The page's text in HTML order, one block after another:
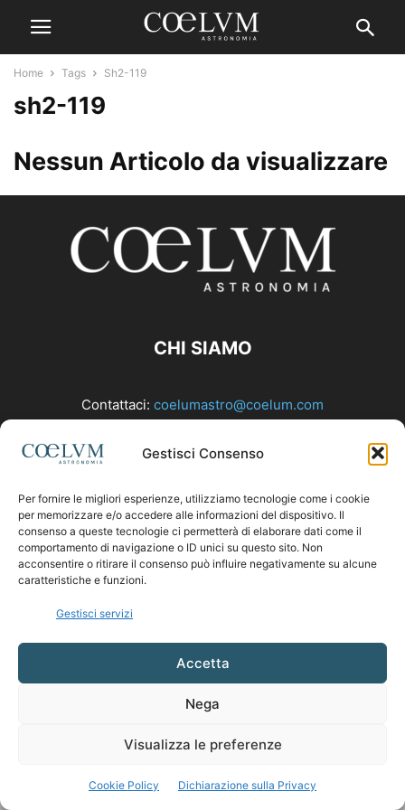
Gestisci Consenso
Per fornire le migliori esperienze, utilizziamo tecnologie come i cookie
per memorizzare e/o accedere alle informazioni del dispositivo. Il
consenso a queste tecnologie ci permetterà di elaborare dati come il
comportamento di navigazione o ID unici su questo sito. Non
acconsentire o ritirare il consenso può influire negativamente su alcune
caratteristiche e funzioni.
Gestisci servizi
Accetta
Nega
Visualizza le preferenze
Cookie Policy Dichiarazione sulla Privacy
Home Tags Sh2-119
sh2-119
Nessun Articolo da visualizzare
CHI SIAMO
Contattaci: coelumastro@coelum.com
SEGUICI